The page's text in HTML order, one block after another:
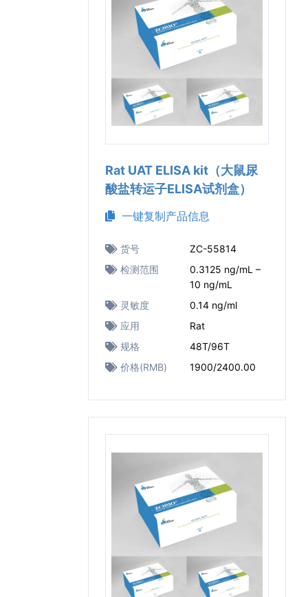
Rat UAT ELISA kit（大鼠尿
酸盐转运子ELISA试剂盒）
一键复制产品信息
货号
ZC-55814
检测范围
0.3125 ng/mL –
10 ng/mL
灵敏度
0.14 ng/ml
应用
Rat
规格
48T/96T
价格(RMB)
1900/2400.00